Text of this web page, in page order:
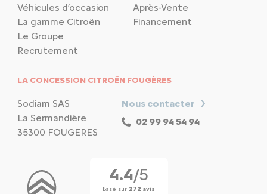
Véhicules d’occasion
La gamme Citroën
Le Groupe
Recrutement
Après-Vente
Financement
LA CONCESSION CITROËN FOUGÈRES
Sodiam SAS
La Sermandière
35300 FOUGERES
Nous contacter
02 99 94 54 94
4.4/5
Basé sur 272 avis